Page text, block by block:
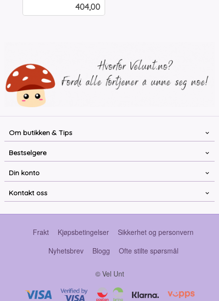
Pris
404,00
Om butikken & Tips
Bestselgere
Din konto
Kontakt oss
Frakt Kjøpsbetingelser
Sikkerhet og personvern
Nyhetsbrev
Blogg Ofte stilte spørsmål
© Vel Unt